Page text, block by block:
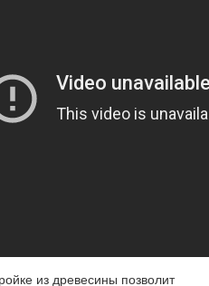
из древесины позволит